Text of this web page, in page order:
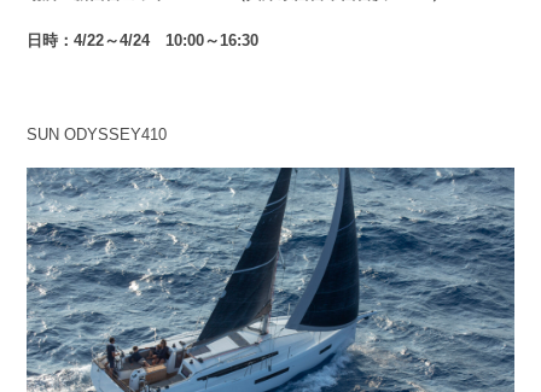
日時：4/22～4/24 10:00～16:30
SUN ODYSSEY410